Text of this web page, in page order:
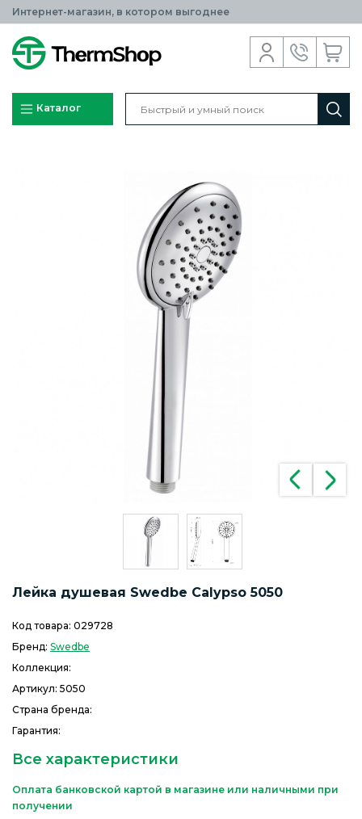
Интернет-магазин, в котором выгоднее
Каталог
Лейка душевая Swedbe Calypso 5050
Код товара: 029728
Бренд: Swedbe
Коллекция:
Артикул: 5050
Страна бренда:
Гарантия:
Все характеристики
Оплата банковской картой в магазине или наличными при
получении